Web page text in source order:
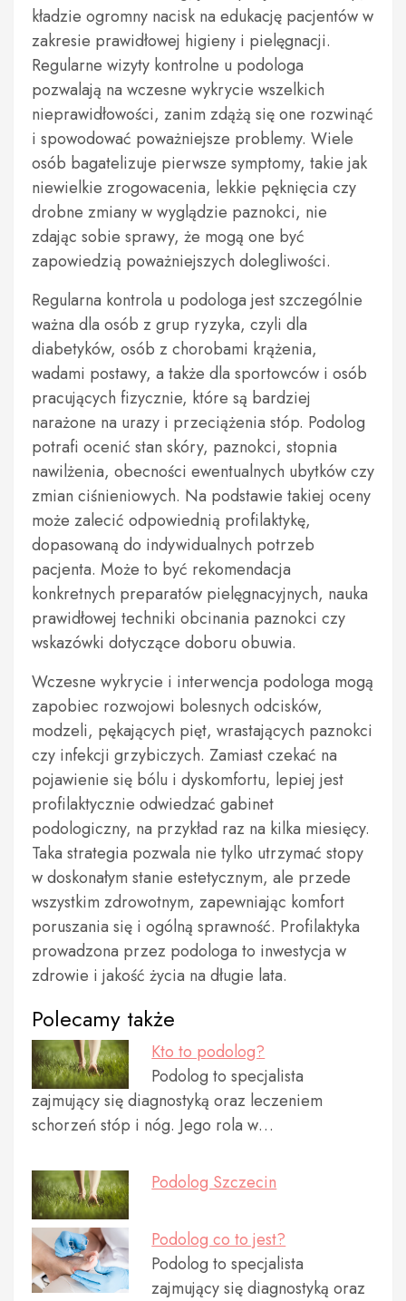
kładzie ogromny nacisk na edukację pacjentów w
zakresie prawidłowej higieny i pielęgnacji.
Regularne wizyty kontrolne u podologa
pozwalają na wczesne wykrycie wszelkich
nieprawidłowości, zanim zdążą się one rozwinąć
i spowodować poważniejsze problemy. Wiele
osób bagatelizuje pierwsze symptomy, takie jak
niewielkie zrogowacenia, lekkie pęknięcia czy
drobne zmiany w wyglądzie paznokci, nie
zdając sobie sprawy, że mogą one być
zapowiedzią poważniejszych dolegliwości.
Regularna kontrola u podologa jest szczególnie
ważna dla osób z grup ryzyka, czyli dla
diabetyków, osób z chorobami krążenia,
wadami postawy, a także dla sportowców i osób
pracujących fizycznie, które są bardziej
narażone na urazy i przeciążenia stóp. Podolog
potrafi ocenić stan skóry, paznokci, stopnia
nawilżenia, obecności ewentualnych ubytków czy
zmian ciśnieniowych. Na podstawie takiej oceny
może zalecić odpowiednią profilaktykę,
dopasowaną do indywidualnych potrzeb
pacjenta. Może to być rekomendacja
konkretnych preparatów pielęgnacyjnych, nauka
prawidłowej techniki obcinania paznokci czy
wskazówki dotyczące doboru obuwia.
Wczesne wykrycie i interwencja podologa mogą
zapobiec rozwojowi bolesnych odcisków,
modzeli, pękających pięt, wrastających paznokci
czy infekcji grzybiczych. Zamiast czekać na
pojawienie się bólu i dyskomfortu, lepiej jest
profilaktycznie odwiedzać gabinet
podologiczny, na przykład raz na kilka miesięcy.
Taka strategia pozwala nie tylko utrzymać stopy
w doskonałym stanie estetycznym, ale przede
wszystkim zdrowotnym, zapewniając komfort
poruszania się i ogólną sprawność. Profilaktyka
prowadzona przez podologa to inwestycja w
zdrowie i jakość życia na długie lata.
Polecamy także
Kto to podolog?
Podolog to specjalista
zajmujący się diagnostyką oraz leczeniem
schorzeń stóp i nóg. Jego rola w…
Podolog Szczecin
Podolog co to jest?
Podolog to specjalista
zajmujący się diagnostyką oraz